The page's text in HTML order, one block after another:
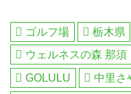
ゴルフ場 栃木県
ウェルネスの森 那須
GOLULU
中里さ